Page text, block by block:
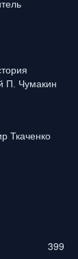
П. Чумакин
Ткаченко
399